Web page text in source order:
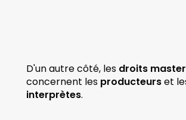
D'un autre côté, les droits master
concernent les producteurs
interprètes.